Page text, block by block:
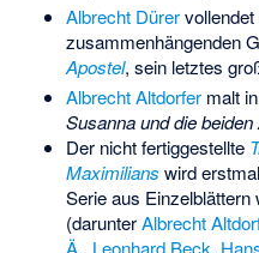
Albrecht Dürervollendet
zusammenhängenden
Apostel, sein letztes
Albrecht Altdorfermalt
Susanna und die beiden
Der nicht fertiggestellte
Maximilians wird
Serie aus Einzelblättern
(darunterAlbrecht